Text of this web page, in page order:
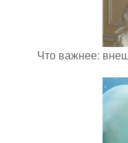
Что важнее: